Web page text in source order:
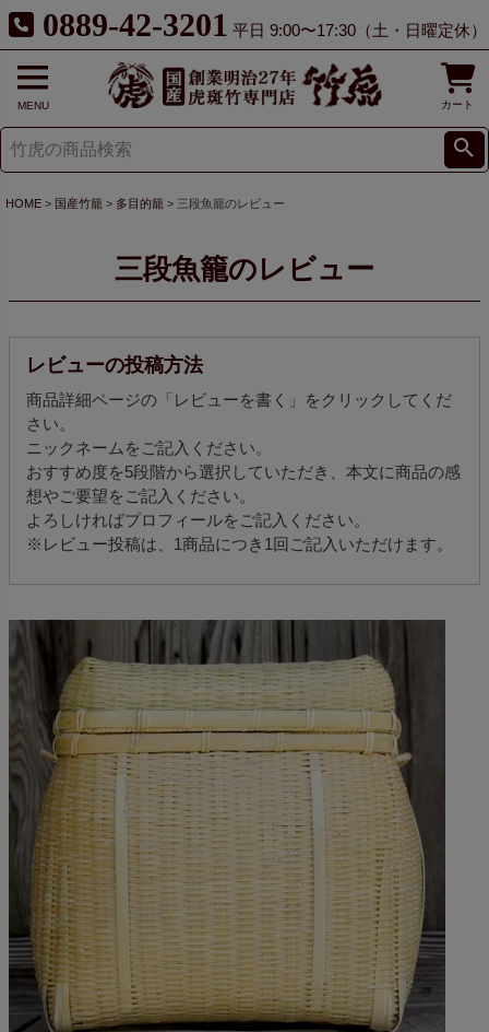
0889-42-3201 平日 9:00〜17:30（土・日曜定休）
MENU カート
HOME 国産竹籠 多目的籠 三段魚籠のレビュー
三段魚籠のレビュー
レビューの投稿方法
商品詳細ページの「レビューを書く」をクリックしてくだ
さい。
ニックネームをご記入ください。
おすすめ度を5段階から選択していただき、本文に商品の感
想やご要望をご記入ください。
よろしければプロフィールをご記入ください。
※レビュー投稿は、1商品につき1回ご記入いただけます。